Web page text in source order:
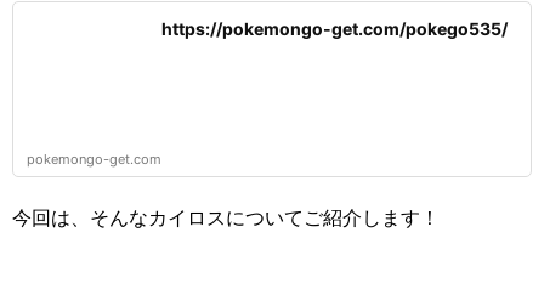
https://pokemongo-get.com/pokego535/
pokemongo-get.com
今回は、そんなカイロスについてご紹介します！